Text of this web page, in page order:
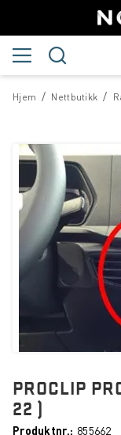
/
Hjem /
Nettbutikk
PROCLIP
22 )
Produktnr.
855662